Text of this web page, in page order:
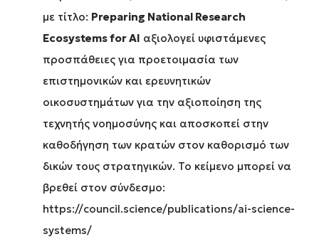
με τίτλο: Preparing National Research
EcosystemsforAI αξιολογεί υφιστάμενες
προσπάθειες για προετοιμασία των
επιστημονικών και ερευνητικών
οικοσυστημάτων για την αξιοποίηση της
τεχνητής νοημοσύνης και αποσκοπεί στην
καθοδήγηση των κρατών στον καθορισμό των
δικών τους στρατηγικών. Το κείμενο μπορεί να
βρεθεί στον σύνδεσμο:
https://council.science/publications/ai-science-
systems/